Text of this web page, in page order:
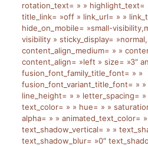
rotation_text= » » highlight_text=
title_link= »off » link_url= » »
hide_on_mobile= »small-
visibility » sticky_display=
content_align_medium= » »
content_align= »left » size= »3″
fusion_font_family_title_font= » »
fusion_font_variant_title_font= »
line_height= » » letter_spacing=
text_color= » » hue= » »
alpha= » » animated_text_color=
text_shadow_vertical= » »
text_shadow_blur= »0″